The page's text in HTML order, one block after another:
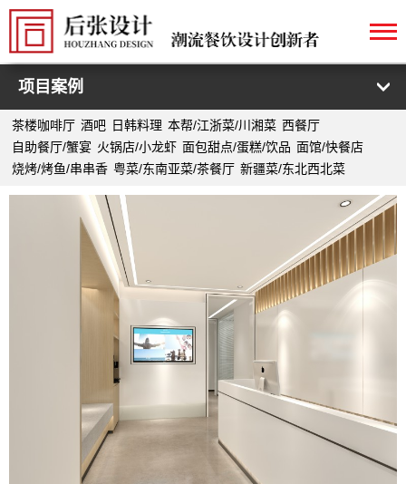
项目案例
茶楼咖啡厅 酒吧 日韩料理 本帮/江浙菜/川湘菜 西餐厅
自助餐厅/蟹宴 火锅店/小龙虾 面包甜点/蛋糕/饮品 面馆/快餐店
烧烤/烤鱼/串串香 粤菜/东南亚菜/茶餐厅 新疆菜/东北西北菜